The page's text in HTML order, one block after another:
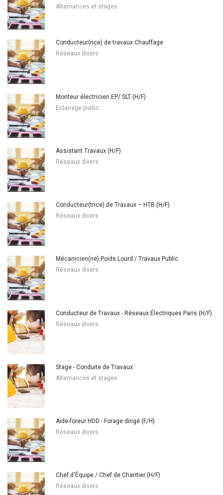
Alternances et stages
Conducteur(rice) de travaux Chauffage
Réseaux divers
Monteur électricien EP/ SLT (H/F)
Eclairage public
Assistant Travaux (H/F)
Réseaux divers
Conducteur(trice) de Travaux – HTB (H/F)
Réseaux divers
Mécanicien(ne) Poids Lourd / Travaux Public
Réseaux divers
Conducteur de Travaux - Réseaux Électriques Paris (H/F)
Réseaux divers
Stage - Conduite de Travaux
Alternances et stages
Aide-foreur HDD - Forage dirigé (F/H)
Réseaux divers
Chef d'Équipe / Chef de Chantier (H/F)
Réseaux divers